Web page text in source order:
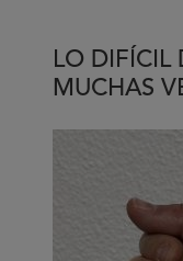
LO DIFÍCIL
MUCHAS